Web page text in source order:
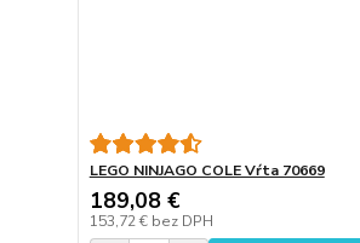
LEGO NINJAGO COLE Vŕta 70669
189,08 €
153,72 € bez DPH